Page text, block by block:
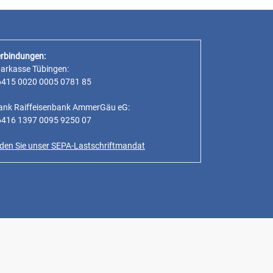
Tübingen:
0020 0005 0781 85
Raiffeisenbank AmmerGäu eG:
1397 0095 9250 07
Sie unser SEPA-Lastschriftmandat